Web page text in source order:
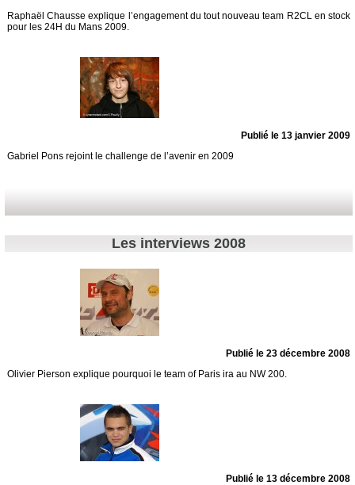
Raphaël Chausse explique l’engagement du tout nouveau team R2CL en stock
pour les 24H du Mans 2009.
Publié le 13 janvier 2009
Gabriel Pons rejoint le challenge de l’avenir en 2009
Les interviews 2008
Publié le 23 décembre 2008
Olivier Pierson explique pourquoi le team of Paris ira au NW 200.
Publié le 13 décembre 2008